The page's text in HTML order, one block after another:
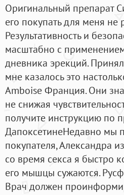
Оригинальный препарат
его покупать для меня не
Результативность и
масштабно с
дневника эрекций.
мне казалось это
Amboise Франция. Они
не снижая
получите инструкцию по
ДапоксетинеНедавно мы
покупателя, Александра
со время секса я быстро
его мышцы сужаются.
Врач должен